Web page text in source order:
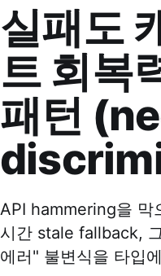
실패도
트 회복
패턴
API hammering을
시간 stale fallback,
에러" 불변식을 타입